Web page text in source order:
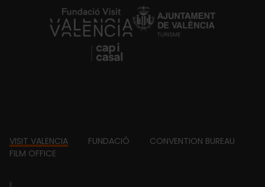
https://fundacion.visitvalencia.com/
Footer
VISIT VALENCIA FUNDACIÓ
CONVENTION BUREAU
FILM OFFICE